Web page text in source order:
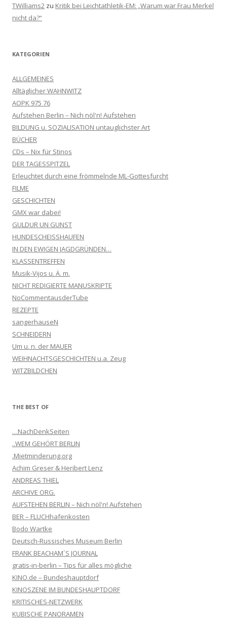
TWilliams2 zu Kritik bei Leichtathletik-EM: „Warum war Frau Merkel
nicht da?“
KATEGORIEN
ALLGEMEINES
Alltäglicher WAHNWITZ
AOPK 975 76
Aufstehen Berlin – Nich nöl'n! Aufstehen
BILDUNG u. SOZIALISATION untauglichster Art
BÜCHER
CDs – Nix für Stinos
DER TAGESSPITZEL
Erleuchtet durch eine frömmelnde ML-Gottesfurcht
FILME
GESCHICHTEN
GMX war dabei!
GULDUR UN GUNST
HUNDESCHEISSHAUFEN
IN DEN EWIGEN JAGDGRÜNDEN…
KLASSENTREFFEN
Musik-Vijos u. Ä. m.
NICHT REDIGIERTE MANUSKRIPTE
NoCommentausderTube
REZEPTE
sangerhauseN
SCHNEIDERN
Um u. n. der MAUER
WEIHNACHTSGESCHICHTEN u.a. Zeug
WITZBILDCHEN
THE BEST OF
…NachDenkSeiten
..WEM GEHÖRT BERLIN
.Mietminderung.org
Achim Greser & Heribert Lenz
ANDREAS THIEL
ARCHIVE ORG.
AUFSTEHEN BERLIN – Nich nöl'n! Aufstehen
BER – FLUCHhafenkosten
Bodo Wartke
Deutsch-Russisches Museum Berlin
FRANK BEACHAM´S JOURNAL
gratis-in-berlin – Tips für alles mögliche
KINO.de – Bundeshauptdorf
KINOSZENE IM BUNDESHAUPTDORF
KRITISCHES-NETZWERK
KUBISCHE PANORAMEN